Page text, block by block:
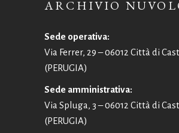
ARCHIVIO
Sede operativa:
Via Ferrer, 29 – 06012 Città di
(PERUGIA)
Sede amministrativa:
Via Spluga, 3 – 06012 Città di
(PERUGIA)